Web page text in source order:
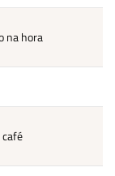
na hora